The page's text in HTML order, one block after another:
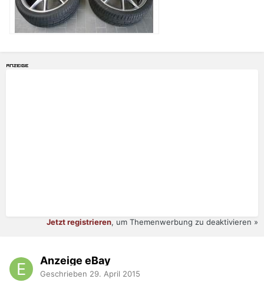
Jetzt registrieren, um Themenwerbung zu deaktivieren »
Anzeige eBay
Geschrieben 29. April 2015